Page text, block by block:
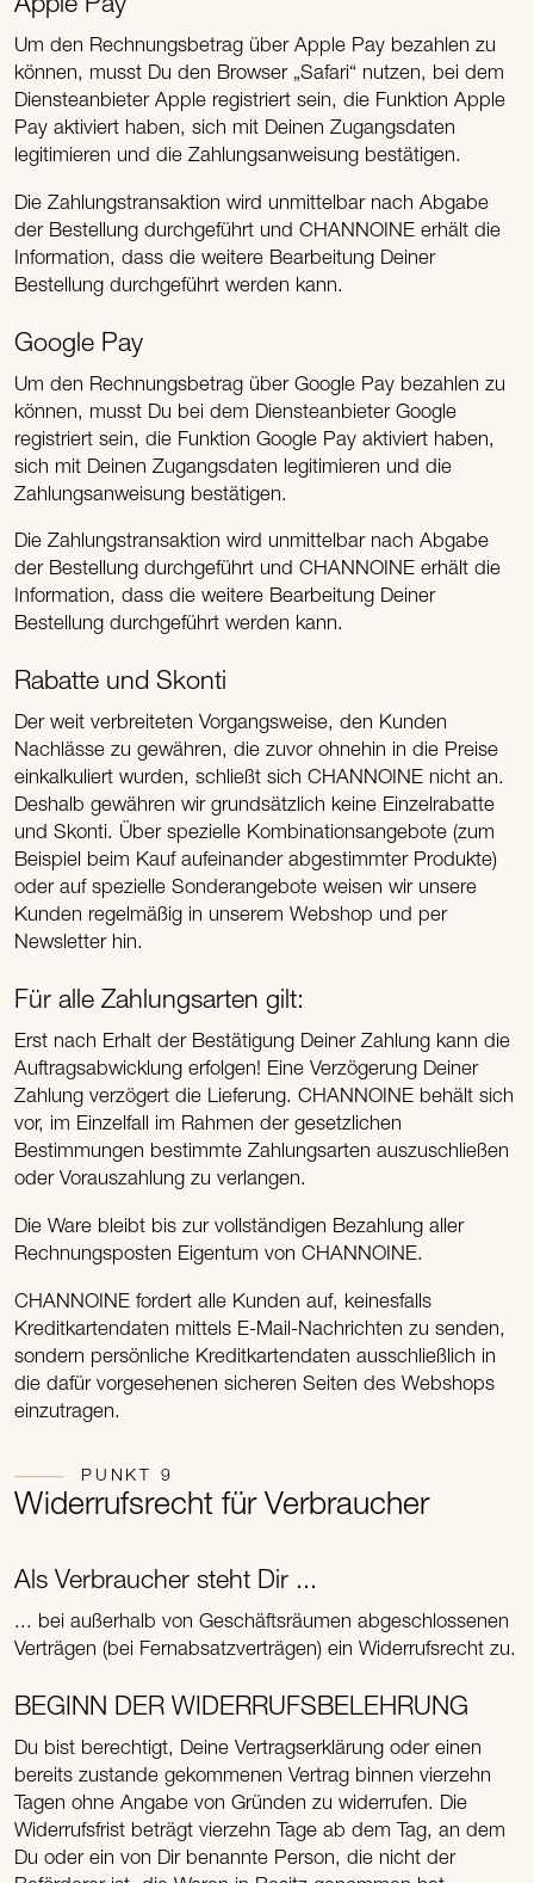
Apple Pay
Um den Rechnungsbetrag über Apple Pay bezahlen zu
können, musst Du den Browser „Safari“ nutzen, bei dem
Diensteanbieter Apple registriert sein, die Funktion Apple
Pay aktiviert haben, sich mit Deinen Zugangsdaten
legitimieren und die Zahlungsanweisung bestätigen.
Die Zahlungstransaktion wird unmittelbar nach Abgabe
der Bestellung durchgeführt und CHANNOINE erhält die
Information, dass die weitere Bearbeitung Deiner
Bestellung durchgeführt werden kann.
Google Pay
Um den Rechnungsbetrag über Google Pay bezahlen zu
können, musst Du bei dem Diensteanbieter Google
registriert sein, die Funktion Google Pay aktiviert haben,
sich mit Deinen Zugangsdaten legitimieren und die
Zahlungsanweisung bestätigen.
Die Zahlungstransaktion wird unmittelbar nach Abgabe
der Bestellung durchgeführt und CHANNOINE erhält die
Information, dass die weitere Bearbeitung Deiner
Bestellung durchgeführt werden kann.
Rabatte und Skonti
Der weit verbreiteten Vorgangsweise, den Kunden
Nachlässe zu gewähren, die zuvor ohnehin in die Preise
einkalkuliert wurden, schließt sich CHANNOINE nicht an.
Deshalb gewähren wir grundsätzlich keine Einzelrabatte
und Skonti. Über spezielle Kombinationsangebote (zum
Beispiel beim Kauf aufeinander abgestimmter Produkte)
oder auf spezielle Sonderangebote weisen wir unsere
Kunden regelmäßig in unserem Webshop und per
Newsletter hin.
Für alle Zahlungsarten gilt:
Erst nach Erhalt der Bestätigung Deiner Zahlung kann die
Auftragsabwicklung erfolgen! Eine Verzögerung Deiner
Zahlung verzögert die Lieferung. CHANNOINE behält sich
vor, im Einzelfall im Rahmen der gesetzlichen
Bestimmungen bestimmte Zahlungsarten auszuschließen
oder Vorauszahlung zu verlangen.
Die Ware bleibt bis zur vollständigen Bezahlung aller
Rechnungsposten Eigentum von CHANNOINE.
CHANNOINE fordert alle Kunden auf, keinesfalls
Kreditkartendaten mittels E-Mail-Nachrichten zu senden,
sondern persönliche Kreditkartendaten ausschließlich in
die dafür vorgesehenen sicheren Seiten des Webshops
einzutragen.
PUNKT 9
Widerrufsrecht für Verbraucher
Als Verbraucher steht Dir ...
... bei außerhalb von Geschäftsräumen abgeschlossenen
Verträgen (bei Fernabsatzverträgen) ein Widerrufsrecht zu.
BEGINN DER WIDERRUFSBELEHRUNG
Du bist berechtigt, Deine Vertragserklärung oder einen
bereits zustande gekommenen Vertrag binnen vierzehn
Tagen ohne Angabe von Gründen zu widerrufen. Die
Widerrufsfrist beträgt vierzehn Tage ab dem Tag, an dem
Du oder ein von Dir benannte Person, die nicht der